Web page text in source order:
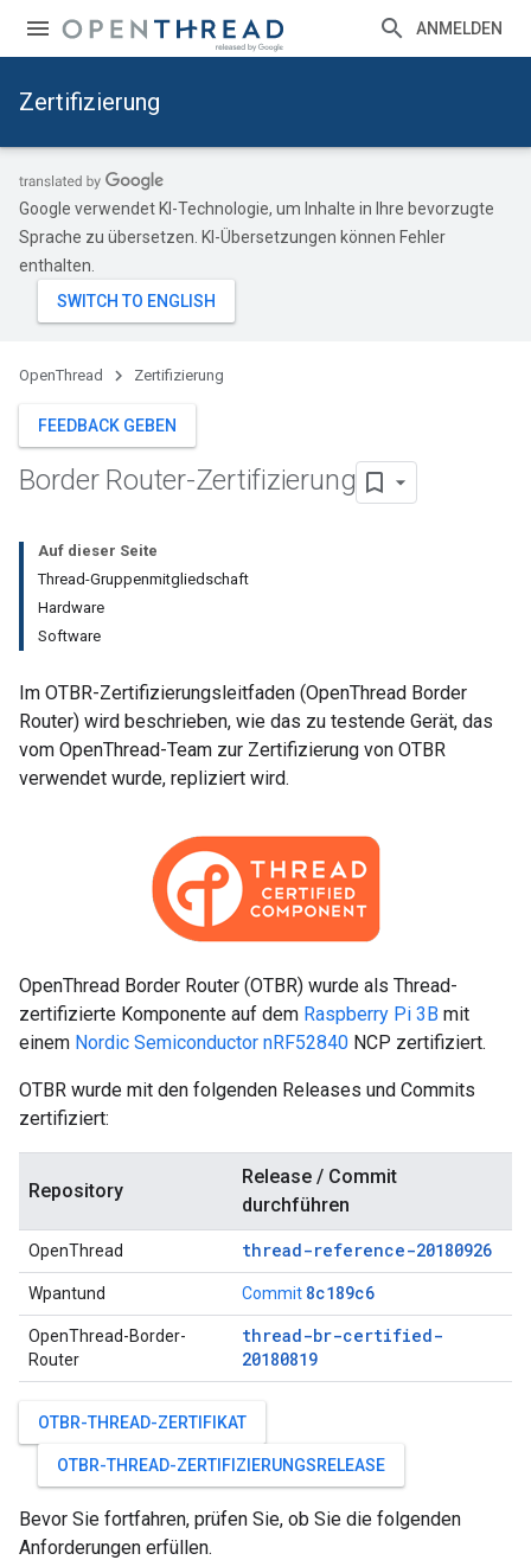
ANMELDEN
Zertifizierung
Google verwendet KI-Technologie, um Inhalte in Ihre bevorzugte
Sprache zu übersetzen. KI-Übersetzungen können Fehler
enthalten.
OpenThread Zertifizierung
FEEDBACK GEBEN
Border Router-Zertifizierung
Auf dieser Seite
Thread-Gruppenmitgliedschaft
Hardware
Software
Im OTBR-Zertifizierungsleitfaden (OpenThread Border
Router) wird beschrieben, wie das zu testende Gerät, das
vom OpenThread-Team zur Zertifizierung von OTBR
verwendet wurde, repliziert wird.
OpenThread Border Router (OTBR) wurde als Thread-
zertifizierte Komponente auf dem Raspberry Pi 3B mit
einem Nordic Semiconductor nRF52840 NCP zertifiziert.
OTBR wurde mit den folgenden Releases und Commits
zertifiziert:
Repository
Release / Commit
durchführen
OpenThread thread-reference-20180926
Wpantund Commit 8c189c6
OpenThread-Border-
Router
thread-br-certified-
20180819
OTBR-THREAD-ZERTIFIKAT
OTBR-THREAD-ZERTIFIZIERUNGSRELEASE
Bevor Sie fortfahren, prüfen Sie, ob Sie die folgenden
Anforderungen erfüllen.